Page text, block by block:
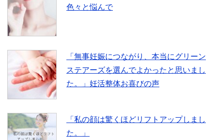
色々と悩んで
「無事妊娠につながり、本当にグリーン
ステアーズを選んでよかったと思いまし
た。」妊活整体お喜びの声
「私の顔は驚くほどリフトアップしまし
た。」